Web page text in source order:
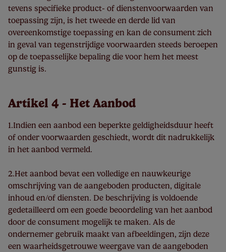
tevens specifieke product- of dienstenvoorwaarden van
toepassing zijn, is het tweede en derde lid van
overeenkomstige toepassing en kan de consument zich
in geval van tegenstrijdige voorwaarden steeds beroepen
op de toepasselijke bepaling die voor hem het meest
gunstig is.
Artikel 4 - Het Aanbod
1.Indien een aanbod een beperkte geldigheidsduur heeft
of onder voorwaarden geschiedt, wordt dit nadrukkelijk
in het aanbod vermeld.
2.Het aanbod bevat een volledige en nauwkeurige
omschrijving van de aangeboden producten, digitale
inhoud en/of diensten. De beschrijving is voldoende
gedetailleerd om een goede beoordeling van het aanbod
door de consument mogelijk te maken. Als de
ondernemer gebruik maakt van afbeeldingen, zijn deze
een waarheidsgetrouwe weergave van de aangeboden